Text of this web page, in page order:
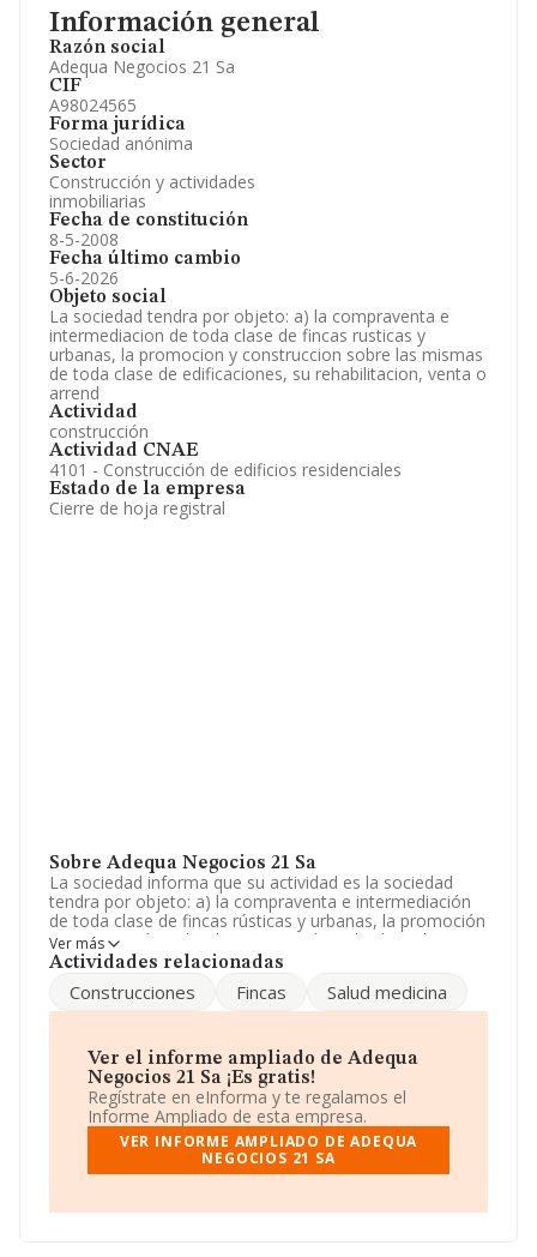
Información general
Razón social
Adequa Negocios 21 Sa
CIF
A98024565
Forma jurídica
Sociedad anónima
Sector
Construcción y actividades
inmobiliarias
Fecha de constitución
8-5-2008
Fecha último cambio
5-6-2026
Objeto social
La sociedad tendra por objeto: a) la compraventa e
intermediacion de toda clase de fincas rusticas y
urbanas, la promocion y construccion sobre las mismas
de toda clase de edificaciones, su rehabilitacion, venta o
arrend
Actividad
construcción
Actividad CNAE
4101 - Construcción de edificios residenciales
Estado de la empresa
Cierre de hoja registral
Sobre Adequa Negocios 21 Sa
La sociedad informa que su actividad es la sociedad
tendra por objeto: a) la compraventa e intermediación
de toda clase de fincas rústicas y urbanas, la promoción
y construcción sobre las mismas de toda clase de
edificaciones, su rehabilitacion, venta o arrend. La
Sociedad Anónima. Tiene CNAE: 4101 - '%cnae%'. La
sociedad no tiene actividad en mercados exteriores.
La empresa Adequa Negocios 21 S.A, con CIF
A98024565, tiene domicilio fiscal en Plaza America núm.
1 Piso Primero Pta. Primera, (46004), Valencia,
Comunidad Valenciana.
En base a la información de la que dispone INFORMA
sobre 188.948 compañías, a nivel nacional la facturación
todas las compañías es de 194 mil euros de ventas. En
Ver más
Actividades relacionadas
Construcciones Fincas Salud medicina
Ver el informe ampliado de Adequa
Negocios 21 Sa ¡Es gratis!
Regístrate en eInforma y te regalamos el
Informe Ampliado de esta empresa.
VER INFORME AMPLIADO DE ADEQUA
NEGOCIOS 21 SA
Información oficial y registral complementaria.